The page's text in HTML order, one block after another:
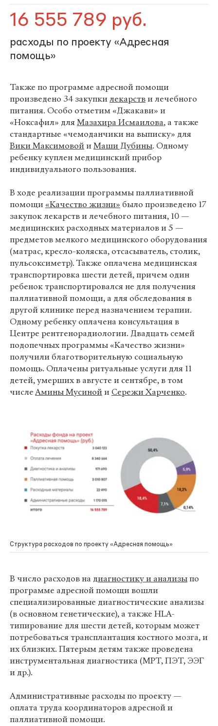
16 555 789 руб.
расходы по проекту «Адресная
помощь»
Также по программе адресной помощи
произведено 34 закупкилекарстви лечебного
питания. Особо отметим «Джакави» и
«Ноксафил» дляМазахира Исмаилова, а также
стандартные «чемоданчики на выписку» для
Вики МаксимовойиМаши Дубины. Одному
ребенку куплен медицинский прибор
индивидуального пользования.
В ходе реализации программы паллиативной
помощи «Качество жизни» было произведено 17
закупок лекарств и лечебного питания, 10 —
медицинских расходных материалов и 5 —
предметов мелкого медицинского оборудования
(матрас, кресло-коляска, отсасыватель, столик,
пульсоксиметр). Также оплачена медицинская
транспортировка шести детей, причем один
ребенок транспортировался не для получения
паллиативной помощи, а для обследования в
другой клинике перед назначением терапии.
Одному ребенку оплачена консультация в
Центре рентгенорадиологии. Двадцать семей
подопечных программы «Качество жизни»
получили благотворительную социальную
помощь. Оплачены ритуальные услуги для 11
детей, умерших в августе и сентябре, в том
числеАмины Мусинойи Сережи Харченко.
Структура расходов по проекту «Адресная помощь»
В число расходов на диагностику и анализыпо
программе адресной помощи вошли
специализированные диагностические анализы
(в основном генетические), а также HLA-
типирование для шести детей, которым может
потребоваться трансплантация костного мозга, и
их близких. Пятерым детям также проведена
инструментальная диагностика (МРТ, ПЭТ, ЭЭГ
и др.).
Административные расходы по проекту —
оплата труда координаторов адресной и
паллиативной помощи.